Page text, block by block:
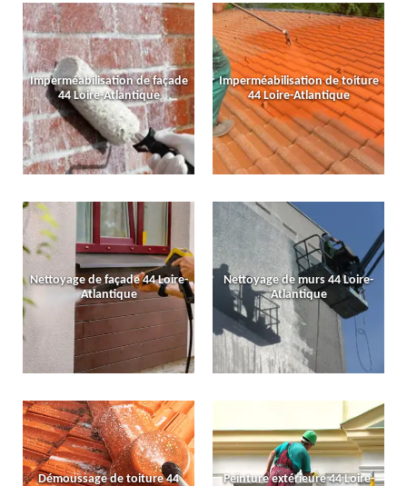
Imperméabilisation de façade
44 Loire-Atlantique
Imperméabilisation de toiture
44 Loire-Atlantique
Nettoyage de façade 44 Loire-
Atlantique
Nettoyage de murs 44 Loire-
Atlantique
Démoussage de toiture 44
Peinture extérieure 44 Loire-